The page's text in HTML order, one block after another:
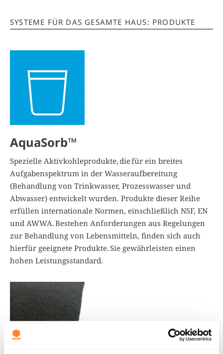
SYSTEME FÜR DAS GESAMTE HAUS: PRODUKTE
AquaSorb™
Spezielle Aktivkohleprodukte, die für ein breites
Aufgabenspektrum in der Wasseraufbereitung
(Behandlung von Trinkwasser, Prozesswasser und
Abwasser) entwickelt wurden. Produkte dieser Reihe
erfüllen internationale Normen, einschließlich NSF, EN
und AWWA. Bestehen Anforderungen aus Regelungen
zur Behandlung von Lebensmitteln, finden sich auch
hierfür geeignete Produkte. Sie gewährleisten einen
hohen Leistungsstandard.